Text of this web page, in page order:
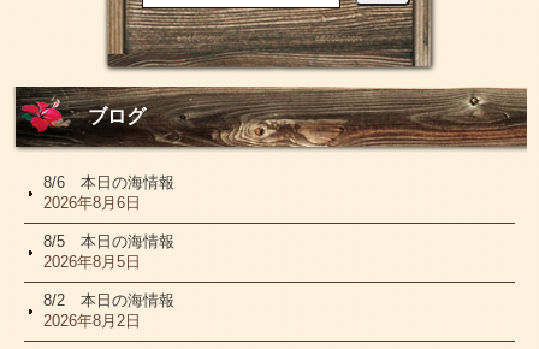
ブログ
8/6 本日の海情報
2026年8月6日
8/5 本日の海情報
2026年8月5日
8/2 本日の海情報
2026年8月2日